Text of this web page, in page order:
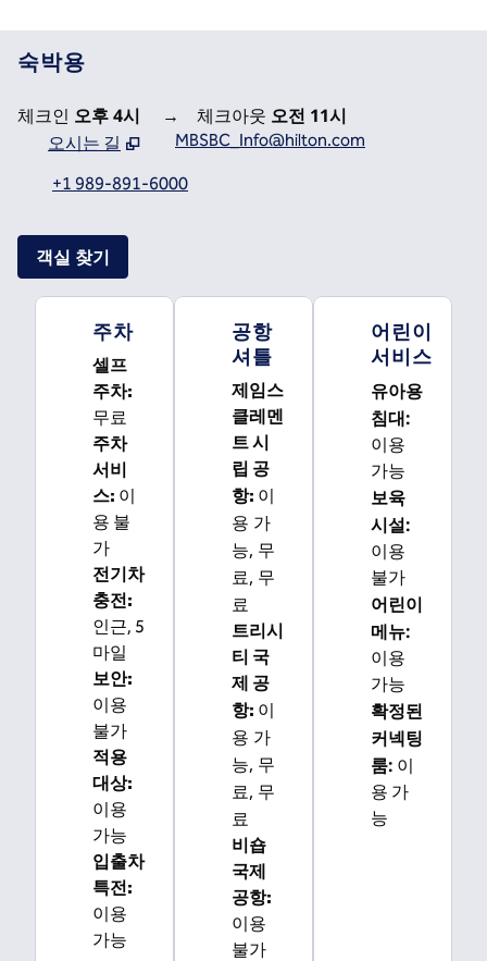
숙박용
체크인 오후 4시 → 체크아웃 오전 11시
오시는 길
새 탭 열림
MBSBC_Info@hilton.com
+1 989-891-6000
객실 찾기
주차
셀프
주차:
무료
주차
서비
스: 이
용 불
가
전기차
충전:
인근, 5
마일
보안:
이용
불가
적용
대상:
이용
가능
입출차
특전:
이용
가능
공항
셔틀
제임스
클레멘
트 시
립 공
항: 이
용 가
능, 무
료, 무
료
트리시
티 국
제 공
항: 이
용 가
능, 무
료, 무
료
비숍
국제
공항:
이용
불가
어린이
서비스
유아용
침대:
이용
가능
보육
시설:
이용
불가
어린이
메뉴:
이용
가능
확정된
커넥팅
룸: 이
용 가
능